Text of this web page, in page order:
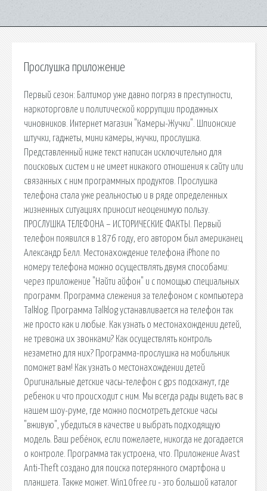
Прослушка приложение
Первый сезон: Балтимор уже давно погряз в преступности,
наркоторговле и политической коррупции продажных
чиновников. Интернет магазин "Камеры-Жучки". Шпионские
штучки, гаджеты, мини камеры, жучки, прослушка.
Представленный ниже текст написан исключительно для
поисковых систем и не имеет никакого отношения к сайту или
связанных с ним программных продуктов. Прослушка
телефона стала уже реальностью и в ряде определенных
жизненных ситуациях приносит неоценимую пользу.
ПРОСЛУШКА ТЕЛЕФОНА – ИСТОРИЧЕСКИЕ ФАКТЫ. Первый
телефон появился в 1876 году, его автором был американец
Александр Белл. Местонахождение телефона iPhone по
номеру телефона можно осуществлять двумя способами:
через приложение "Найти айфон" и с помощью специальных
программ. Программа слежения за телефоном с компьютера
Talklog. Программа Talklog устанавливается на телефон так
же просто как и любые. Как узнать о местонахождении детей,
не тревожа их звонками? Как осуществлять контроль
незаметно для них? Программа-прослушка на мобильник
поможет вам! Как узнать о местонахождении детей
Оригинальные детские часы-телефон с gps подскажут, где
ребенок и что происходит с ним. Мы всегда рады видеть вас в
нашем шоу-руме, где можно посмотреть детские часы
"вживую", убедиться в качестве и выбрать подходящую
модель. Ваш ребёнок, если пожелаете, никогда не догадается
о контроле. Программа так устроена, что. Приложение Avast
Anti-Theft создано для поиска потерянного смартфона и
планшета. Также может. Win10free.ru - это большой каталог